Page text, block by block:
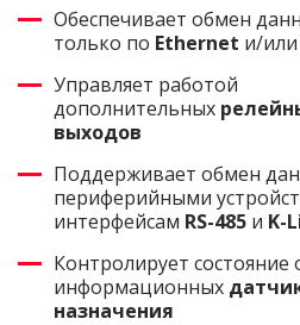
Обеспечивает обмен
только по Ethernet и/или
Управляет работой
дополнительных
выходов
Поддерживает обмен
периферийными
интерфейсам RS-485 и K-
Контролирует состояние
информационных
назначения